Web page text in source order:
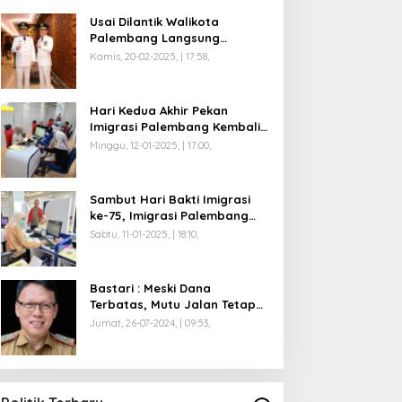
Usai Dilantik Walikota
Palembang Langsung
Mengikuti Retreat di
Kamis, 20-02-2025, | 17:58,
Hari Kedua Akhir Pekan
Imigrasi Palembang Kembali
Dilayani
Minggu, 12-01-2025, | 17:00,
Sambut Hari Bakti Imigrasi
ke-75, Imigrasi Palembang
Buka Paspor Simpatik Akhir
Sabtu, 11-01-2025, | 18:10,
Bastari : Meski Dana
Terbatas, Mutu Jalan Tetap
Diprioritaskan !
Jumat, 26-07-2024, | 09:53,